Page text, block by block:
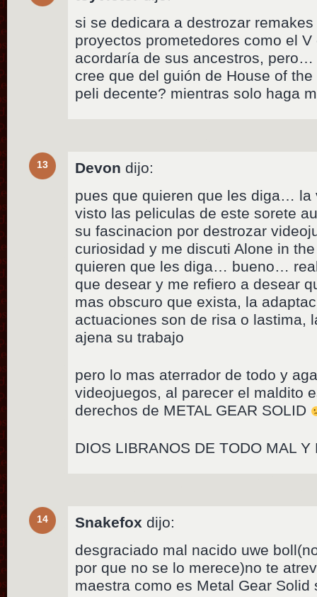
si se dedicara a destrozar
proyectos prometedores como el
acordaría de sus ancestros,
cree que del guión de House of
peli decente? mientras solo haga
13 Devon dijo:
pues que quieren que les diga… la
visto las peliculas de este sorete
su fascinacion por destrozar
curiosidad y me discuti Alone in
quieren que les diga… bueno…
que desear y me refiero a desear
mas obscuro que exista, la
actuaciones son de risa o lastima,
ajena su trabajo
pero lo mas aterrador de todo y
videojuegos, al parecer el maldito
derechos de METAL GEAR SOLID
DIOS LIBRANOS DE TODO MAL Y
14 Snakefox dijo:
desgraciado mal nacido uwe
por que no se lo merece)no te
maestra como es Metal Gear